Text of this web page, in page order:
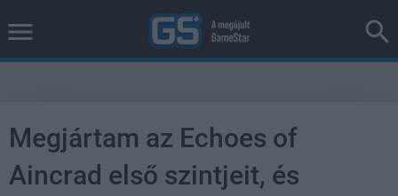
Megjártam az Echoes of
Aincrad első szintjeit, és